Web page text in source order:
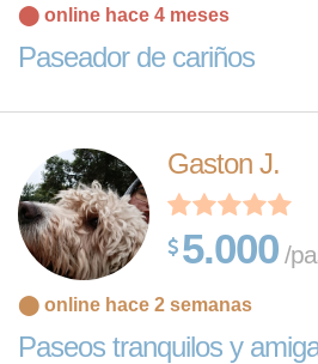
⬤ online hace 4 meses
Paseador de cariños
Gaston J.
5.000 /
⬤ online hace 2 semanas
Paseos tranquilos y